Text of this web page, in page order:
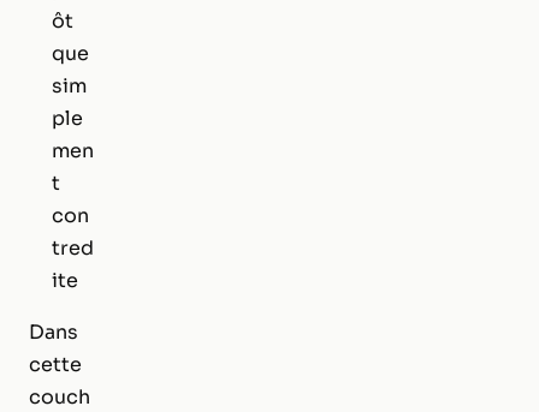
ôt
que
sim
ple
men
t
con
tred
ite
Dans
cette
couch